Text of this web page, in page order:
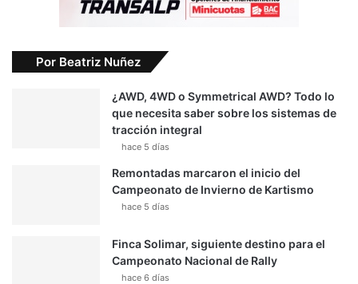
Por Beatriz Nuñez
¿AWD, 4WD o Symmetrical AWD? Todo lo
que necesita saber sobre los sistemas de
tracción integral
hace 5 días
Remontadas marcaron el inicio del
Campeonato de Invierno de Kartismo
hace 5 días
Finca Solimar, siguiente destino para el
Campeonato Nacional de Rally
hace 6 días